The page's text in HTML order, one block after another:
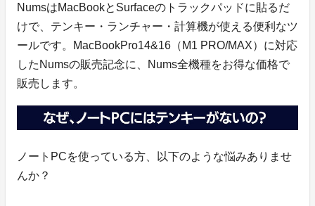
NumsはMacBookとSurfaceのトラックパッドに貼るだ
けで、テンキー・ランチャー・計算機が使える便利なツ
ールです。MacBookPro14&16（M1 PRO/MAX）に対応
したNumsの販売記念に、Nums全機種をお得な価格で
販売します。
ノートPCを使っている方、以下のような悩みありませ
んか？